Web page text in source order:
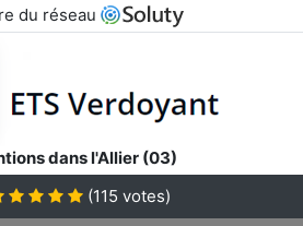
du réseau
dans l'Allier (03)
(115 votes)